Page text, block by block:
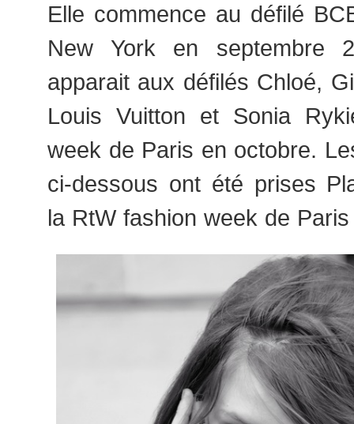
Elle commence au défilé
New York en septembre
apparait aux défilés Chloé,
Louis Vuitton et Sonia
week de Paris en octobre.
ci-dessous ont été prises
la RtW fashion week de